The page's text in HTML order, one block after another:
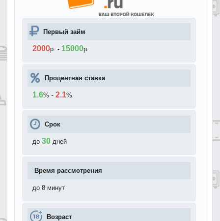
Первый займ
2000р. - 15000р.
Процентная ставка
1.6% - 2.1%
Срок
до 30 дней
Время рассмотрения
до 8 минут
Возраст